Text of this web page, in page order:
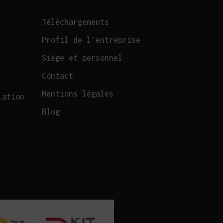
Téléchargements
Profil de l’entreprise
Siège et personnel
Contact
Mentions légales
Blog